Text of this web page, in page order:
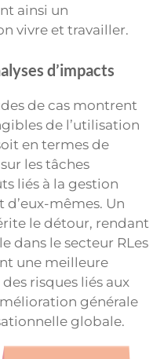
ainsi un
vivre et travailler.
d’impacts
de cas montrent
de l’utilisation
en termes de
les tâches
liés à la gestion
mêmes. Un
le détour, rendant
dans le secteur RLes
une meilleure
risques liés aux
générale
globale.